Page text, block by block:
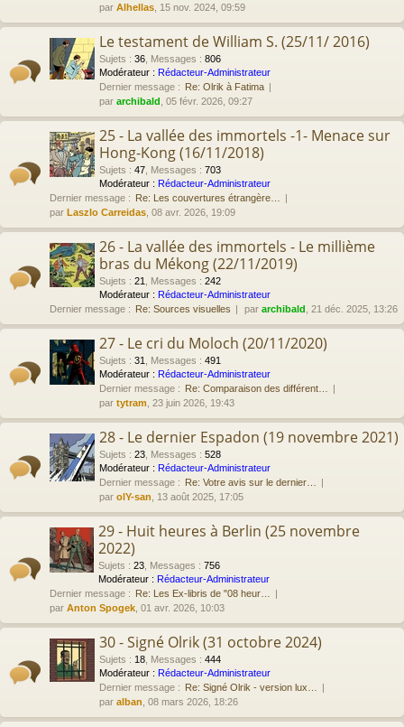
par Alhellas , 15 nov. 2024, 09:59
Le testament de William S. (25/11/ 2016)
Sujets : 36 Messages : 806
Modérateur : Rédacteur-Administrateur
Dernier message :
Re: Olrik à Fatima
par archibald , 05 févr. 2026, 09:27
25 - La vallée des immortels -1- Menace sur
Hong-Kong (16/11/2018)
Sujets : 47 Messages : 703
Modérateur : Rédacteur-Administrateur
Dernier message :
Re: Les couvertures étrangère…
par Laszlo Carreidas , 08 avr. 2026, 19:09
26 - La vallée des immortels - Le millième
bras du Mékong (22/11/2019)
Sujets : 21 Messages : 242
Modérateur : Rédacteur-Administrateur
Dernier message :
Re: Sources visuelles par archibald , 21 déc. 2025, 13:26
27 - Le cri du Moloch (20/11/2020)
Sujets : 31 Messages : 491
Modérateur : Rédacteur-Administrateur
Dernier message :
Re: Comparaison des différent…
par tytram , 23 juin 2026, 19:43
28 - Le dernier Espadon (19 novembre 2021)
Sujets : 23 Messages : 528
Modérateur : Rédacteur-Administrateur
Dernier message :
Re: Votre avis sur le dernier…
par olY-san , 13 août 2025, 17:05
29 - Huit heures à Berlin (25 novembre
2022)
Sujets : 23 Messages : 756
Modérateur : Rédacteur-Administrateur
Dernier message :
Re: Les Ex-libris de "08 heur…
par Anton Spogek , 01 avr. 2026, 10:03
30 - Signé Olrik (31 octobre 2024)
Sujets : 18 Messages : 444
Modérateur : Rédacteur-Administrateur
Dernier message :
Re: Signé Olrik - version lux…
par alban , 08 mars 2026, 18:26